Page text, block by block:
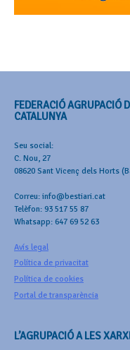
FEDERACIÓ AGRUPACIÓ
CATALUNYA
Seu social:
C. Nou, 27
08620 Sant Vicenç dels Horts
Correu: info@bestiari.cat
Telèfon: 93 517 55 87
Whatsapp: 647 69 52 63
Avís legal
Política de privacitat
Política de cookies
Portal de transparència
L’AGRUPACIÓ A LES